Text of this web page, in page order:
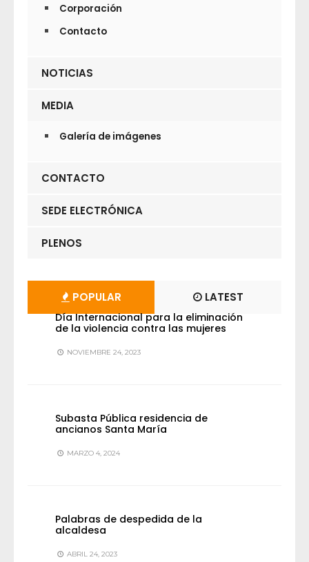
Corporación
Contacto
NOTICIAS
MEDIA
Galería de imágenes
CONTACTO
SEDE ELECTRÓNICA
PLENOS
POPULAR LATEST
Día Internacional para la eliminación
de la violencia contra las mujeres
NOVIEMBRE 24, 2023
Subasta Pública residencia de
ancianos Santa María
MARZO 4, 2024
Palabras de despedida de la
alcaldesa
ABRIL 24, 2023